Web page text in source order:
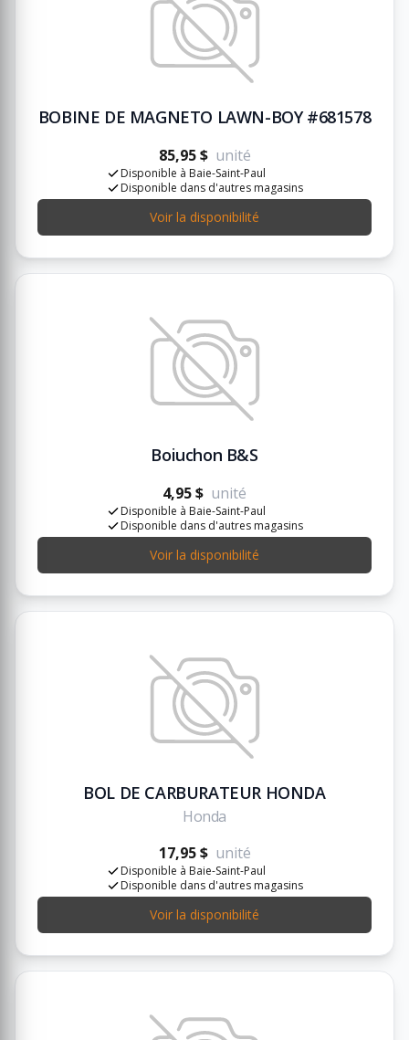
BOBINE DE MAGNETO LAWN-BOY #681578
85,95 $ unité
Disponible à Baie-Saint-Paul
Disponible dans d'autres magasins
Voir la disponibilité
Boiuchon B&S
4,95 $ unité
Disponible à Baie-Saint-Paul
Disponible dans d'autres magasins
Voir la disponibilité
BOL DE CARBURATEUR HONDA
Honda
17,95 $ unité
Disponible à Baie-Saint-Paul
Disponible dans d'autres magasins
Voir la disponibilité